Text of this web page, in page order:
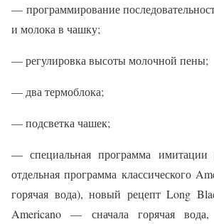
— программирование
и молока в чашку;
— регулировка высоты молочной пены;
— два термоблока;
— подсветка чашек;
— специальная программа имитации
отдельная программа классического
горячая вода), новый рецепт Long
Americano — сначала горячая вода,